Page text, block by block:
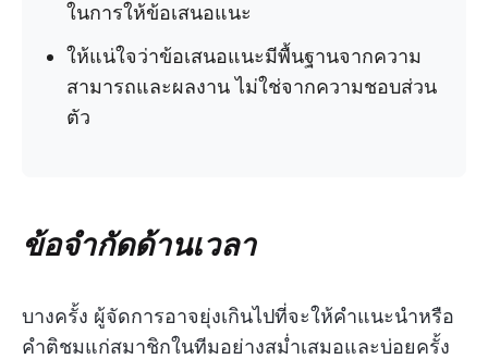
ในการให้ข้อเสนอแนะ
ให้แน่ใจว่าข้อเสนอแนะมีพื้นฐานจากความ
สามารถและผลงาน ไม่ใช่จากความชอบส่วน
ตัว
ข้อจำกัดด้านเวลา
บางครั้ง ผู้จัดการอาจยุ่งเกินไปที่จะให้คำแนะนำหรือ
คำติชมแก่สมาชิกในทีมอย่างสม่ำเสมอและบ่อยครั้ง